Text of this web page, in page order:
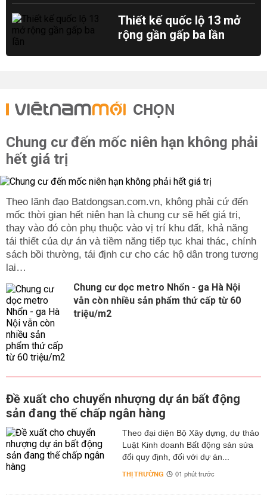
Thiết kế quốc lộ 13 mở
rộng gần gấp ba lần
CHỌN
Chung cư đến mốc niên hạn không phải
hết giá trị
Theo lãnh đạo Batdongsan.com.vn, không phải cứ đến
mốc thời gian hết niên hạn là chung cư sẽ hết giá trị,
thay vào đó còn phụ thuộc vào vị trí khu đất, khả năng
tái thiết của dự án và tiềm năng tiếp tục khai thác, chính
sách bồi thường, tái định cư cho các hộ dân trong tương
lai…
Chung cư dọc metro Nhổn - ga Hà Nội
vẫn còn nhiều sản phẩm thứ cấp từ 60
triệu/m2
Đề xuất cho chuyển nhượng dự án bất động
sản đang thế chấp ngân hàng
Theo đại diện Bộ Xây dựng, dự thảo
Luật Kinh doanh Bất động sản sửa
đổi quy định, đối với dự án...
THỊ TRƯỜNG 01 phút trước